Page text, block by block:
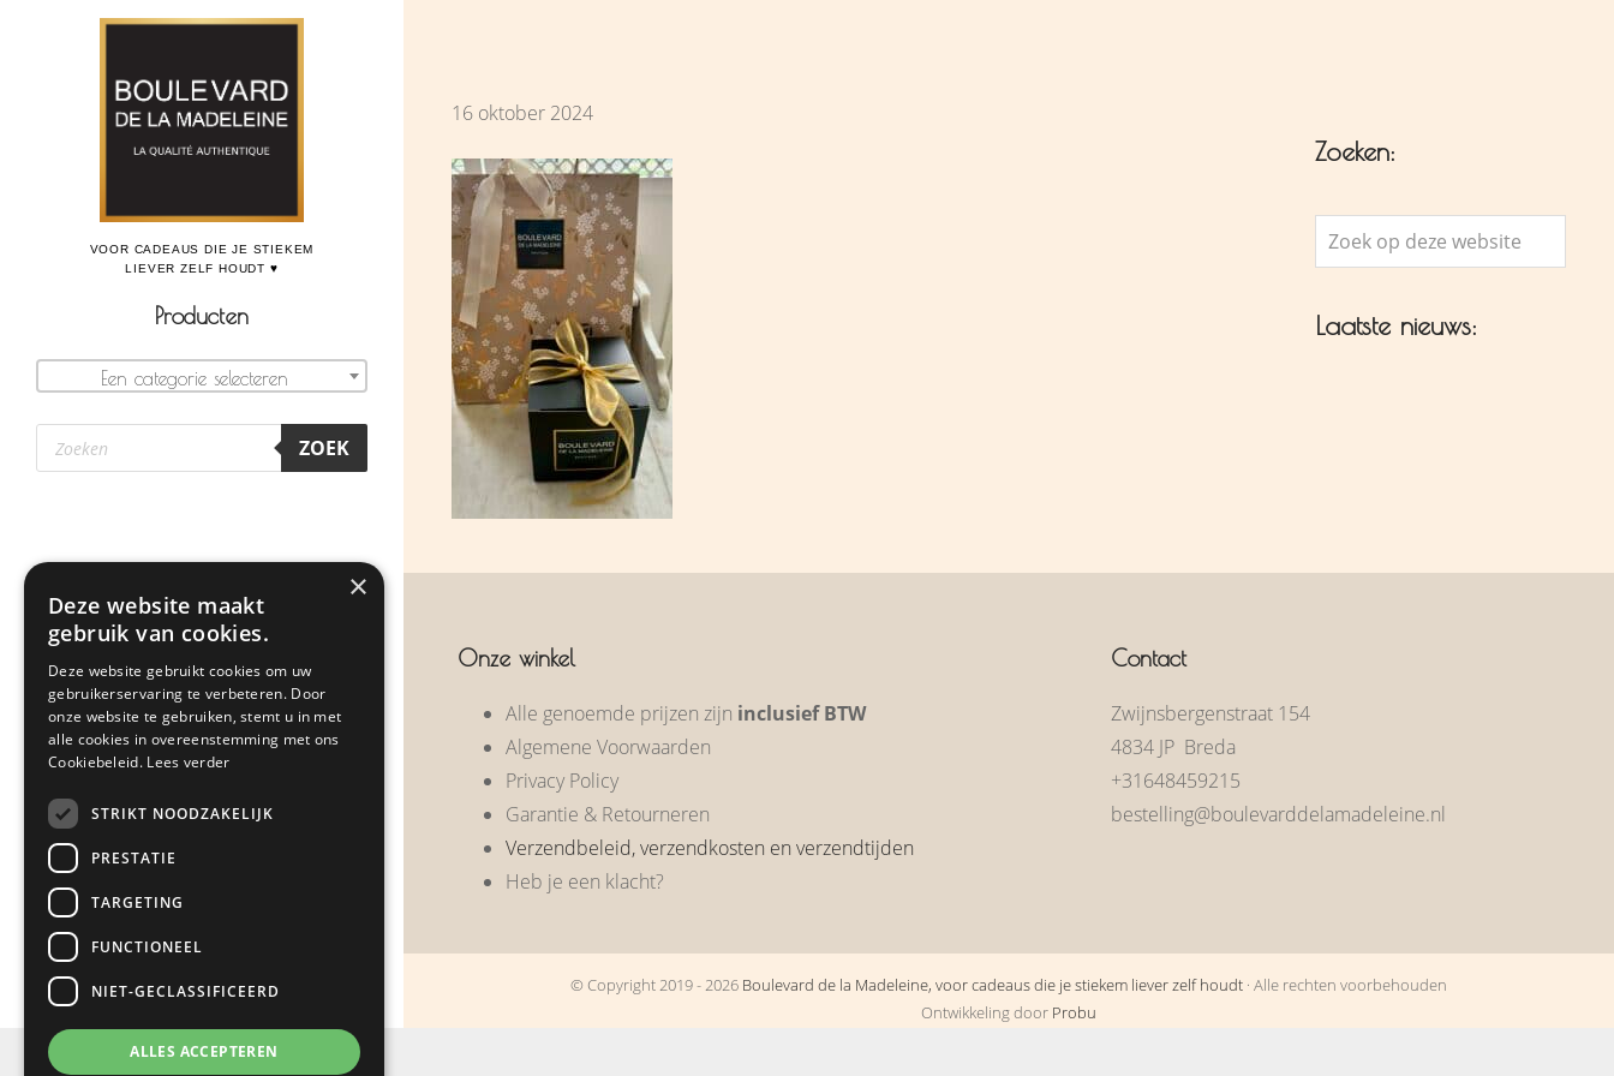
Producten
Een categorie selecteren
Producten
zoeken ZOEK
Zakelijke geschenken
Klantreacties
Nieuws
Webshop
16 oktober 2024
Zoeken:
Zoek
op
website
Laatste nieuws:
Onze winkel
Alle genoemde prijzen zijn inclusief BTW
Algemene Voorwaarden
Privacy Policy
Garantie & Retourneren
Verzendbeleid, verzendkosten en verzendtijden
Heb je een klacht?
Contact
Zwijnsbergenstraat 154
4834 JP Breda
+31648459215
bestelling@boulevarddelamadeleine.nl
© Copyright 2019 - 2026 Boulevard de la Madeleine, voor cadeaus die je stiekem liever zelf houdt · Alle rechten voorbehouden
Ontwikkeling door Probu
×
Deze website maakt
gebruik van cookies.
Deze website gebruikt cookies om uw
gebruikerservaring te verbeteren. Door
onze website te gebruiken, stemt u in met
alle cookies in overeenstemming met ons
Cookiebeleid. Lees verder
STRIKT NOODZAKELIJK
PRESTATIE
TARGETING
FUNCTIONEEL
NIET-GECLASSIFICEERD
ALLES ACCEPTEREN